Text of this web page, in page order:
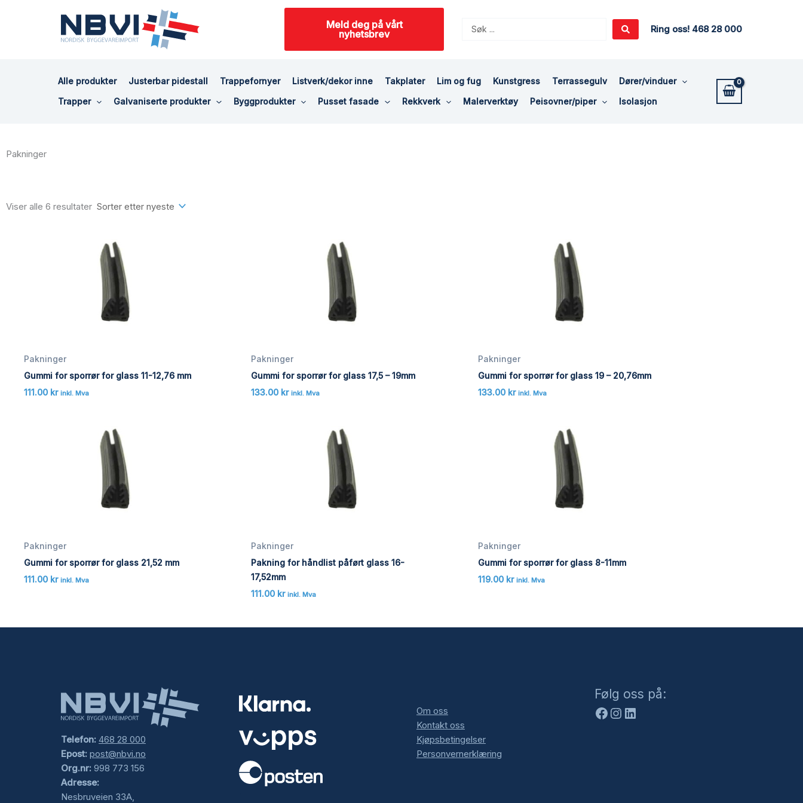
Meld deg på vårt
nyhetsbrev
Search
Ring oss! 468 28 000
Alle produkter Justerbar pidestall Trappefornyer Listverk/dekor inne Takplater Lim og fug Kunstgress Terrassegulv
Dører/vinduer
Trapper
Galvaniserte produkter Byggprodukter Pusset fasade Rekkverk Malerverktøy Peisovner/piper Isolasjon
Pakninger
Viser alle 6 resultater
Pakninger
Gummi for sporrør for glass 11-12,76 mm
111.00 kr inkl. Mva
Pakninger
Gummi for sporrør for glass 17,5 – 19mm
133.00 kr inkl. Mva
Pakninger
Gummi for sporrør for glass 19 – 20,76mm
133.00 kr inkl. Mva
Pakninger
Gummi for sporrør for glass 21,52 mm
111.00 kr inkl. Mva
Pakninger
Pakning for håndlist påført glass 16-
17,52mm
111.00 kr inkl. Mva
Pakninger
Gummi for sporrør for glass 8-11mm
119.00 kr inkl. Mva
Telefon: 468 28 000
Epost: post@nbvi.no
Org.nr: 998 773 156
Adresse:
Nesbruveien 33A,
Om oss
Kontakt oss
Kjøpsbetingelser
Personvernerklæring
Følg oss på:
Facebook
Instagram
LinkedIn